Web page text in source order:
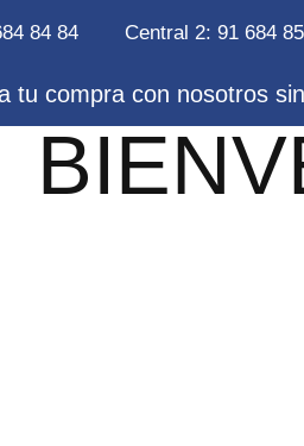
84 84 Central 2: 91 684
tu compra con nosotros